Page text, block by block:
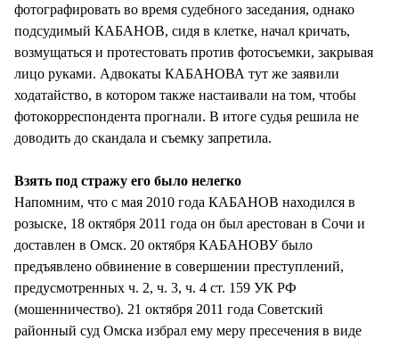
фотографировать во время судебного заседания, однако
подсудимый КАБАНОВ, сидя в клетке, начал кричать,
возмущаться и протестовать против фотосъемки, закрывая
лицо руками. Адвокаты КАБАНОВА тут же заявили
ходатайство, в котором также настаивали на том, чтобы
фотокорреспондента прогнали. В итоге судья решила не
доводить до скандала и съемку запретила.
Взять под стражу его было нелегко
Напомним, что с мая 2010 года КАБАНОВ находился в
розыске, 18 октября 2011 года он был арестован в Сочи и
доставлен в Омск. 20 октября КАБАНОВУ было
предъявлено обвинение в совершении преступлений,
предусмотренных ч. 2, ч. 3, ч. 4 ст. 159 УК РФ
(мошенничество). 21 октября 2011 года Советский
районный суд Омска избрал ему меру пресечения в виде